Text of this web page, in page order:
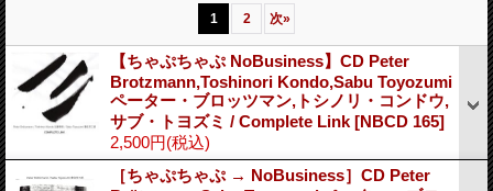
1 2 次»
【ちゃぷちゃぷ NoBusiness】CD Peter
Brotzmann,Toshinori Kondo,Sabu Toyozumi
ペーター・ブロッツマン,トシノリ・コンドウ,
サブ・トヨズミ / Complete Link [NBCD 165]
2,500円(税込)
［ちゃぷちゃぷ → NoBusiness］CD Peter